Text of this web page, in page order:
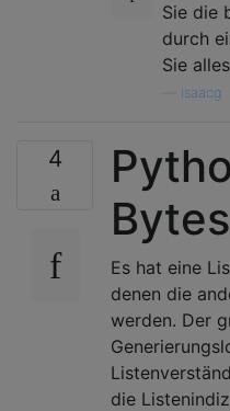
Sie die
durch
Sie
isaacg
4
Bytes
Es hat eine
denen die
werden. Der
die